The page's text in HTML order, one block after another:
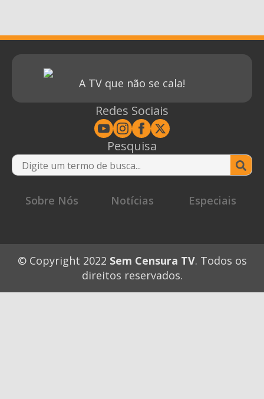
A TV que não se cala!
Redes Sociais
Pesquisa
Sobre Nós
Notícias Especiais
© Copyright 2022 Sem Censura TV. Todos os
direitos reservados.